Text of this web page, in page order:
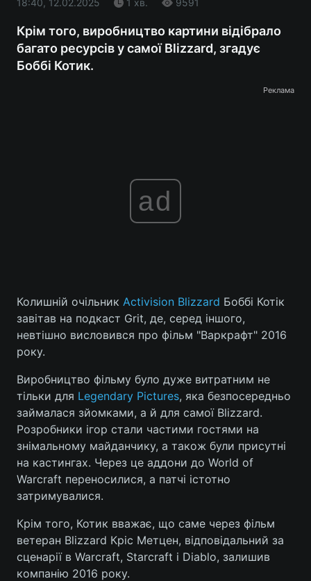
18:40, 12.02.2025 1 хв. 9591
Крім того, виробництво картини відібрало
багато ресурсів у самої Blizzard, згадує
Боббі Котик.
Реклама
ad
Колишній очільник Activision Blizzard Боббі Котік
завітав на подкаст Grit, де, серед іншого,
невтішно висловився про фільм "Варкрафт" 2016
року.
Виробництво фільму було дуже витратним не
тільки для Legendary Pictures, яка безпосередньо
займалася зйомками, а й для самої Blizzard.
Розробники ігор стали частими гостями на
знімальному майданчику, а також були присутні
на кастингах. Через це аддони до World of
Warcraft переносилися, а патчі істотно
затримувалися.
Крім того, Котик вважає, що саме через фільм
ветеран Blizzard Кріс Метцен, відповідальний за
сценарії в Warcraft, Starcraft і Diablo, залишив
компанію 2016 року.